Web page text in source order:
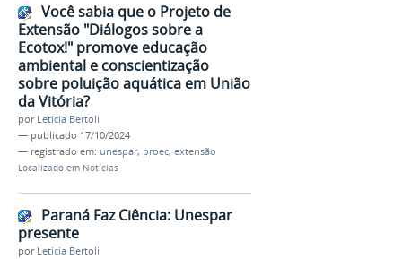
Você sabia que o Projeto de
Extensão "Diálogos sobre a
Ecotox!" promove educação
ambiental e conscientização
sobre poluição aquática em União
da Vitória?
por Leticia Bertoli
— publicado 17/10/2024
— registrado em: unespar, proec, extensão
Localizado em Notícias
Paraná Faz Ciência: Unespar
presente
por Leticia Bertoli